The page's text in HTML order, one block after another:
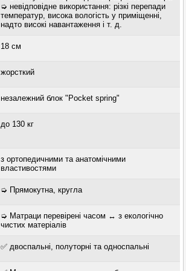
➭ невідповідне використання: різкі перепади
температур, висока вологість у приміщенні,
надто високі навантаження і т. д.
18 см
жорсткий
незалежний блок "Pocket spring"
до 130 кг
з ортопедичними та анатомічними
властивостями
➭ Прямокутна, кругла
➭ Матраци перевірені часом ↔ з екологічно
чистих матеріалів
✅ двоспальні, полуторні та односпальні